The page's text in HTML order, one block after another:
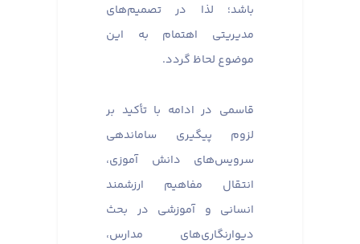
باشد؛ لذا در تصمیم‌های
مدیریتی اهتمام به این
موضوع لحاظ گردد.
قاسمی در ادامه با تأکید بر
لزوم پیگیری ساماندهی
سرویس‌های دانش آموزی،
انتقال مفاهیم ارزشمند
انسانی و آموزشی در بحث
دیوارنگاری‌های مدارس،